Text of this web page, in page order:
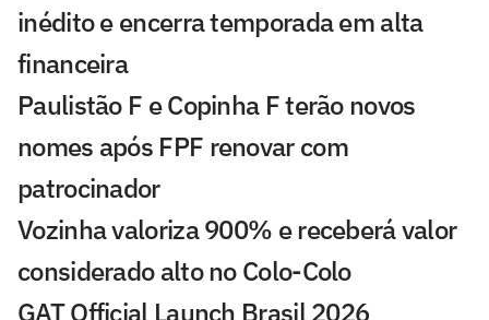
inédito e encerra temporada em alta
financeira
Paulistão F e Copinha F terão novos
nomes após FPF renovar com
patrocinador
Vozinha valoriza 900% e receberá valor
considerado alto no Colo-Colo
GAT Official Launch Brasil 2026